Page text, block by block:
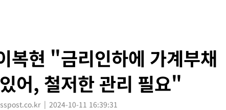
복현 "금리인하에 가계부채
어, 철저한 관리 필요"
2024-10-11 16:39:31